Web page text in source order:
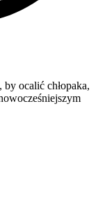
ocalić chłopaka,